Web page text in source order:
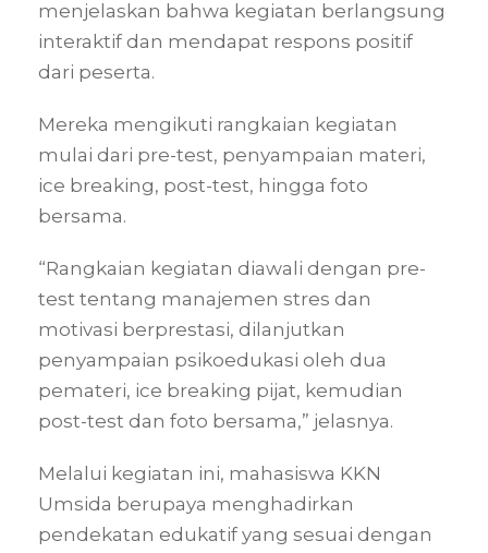
menjelaskan bahwa kegiatan berlangsung
interaktif dan mendapat respons positif
dari peserta.
Mereka mengikuti rangkaian kegiatan
mulai dari pre-test, penyampaian materi,
ice breaking, post-test, hingga foto
bersama.
“Rangkaian kegiatan diawali dengan pre-
test tentang manajemen stres dan
motivasi berprestasi, dilanjutkan
penyampaian psikoedukasi oleh dua
pemateri, ice breaking pijat, kemudian
post-test dan foto bersama,” jelasnya.
Melalui kegiatan ini, mahasiswa KKN
Umsida berupaya menghadirkan
pendekatan edukatif yang sesuai dengan